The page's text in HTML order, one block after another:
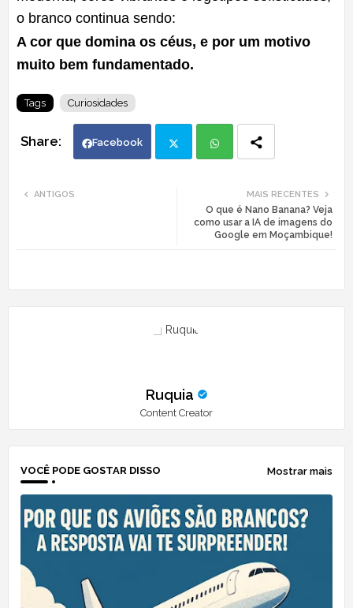
o branco continua sendo:
A cor que domina os céus, e por um motivo
muito bem fundamentado.
Tags Curiosidades
Facebook
ats
MAIS RECENTES
O que é Nano Banana? Veja
como usar a IA de imagens do
Google em Moçambique!
ANTIGOS
Ruquia
Content Creator
VOCÊ PODE GOSTAR DISSO Mostrar mais